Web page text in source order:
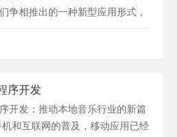
争相推出的一种新型应用形式，
样的科技创新之都，小程...
序开发
开发：推动本地音乐行业的新篇
和互联网的普及，移动应用已经